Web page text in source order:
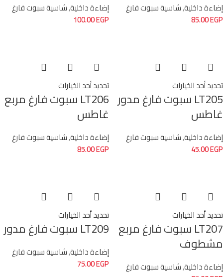
إضاءة داخلية,شاسية سبوت فارغ
85.00EGP
إضاءة داخلية,شاسية سبوت فارغ
100.00EGP
تحديد أحد الخيارات
LT205 سبوت فارغ مدور
غاطس
إضاءة داخلية,شاسية سبوت فارغ
45.00EGP
تحديد أحد الخيارات
LT206 سبوت فارغ مربع
غاطس
إضاءة داخلية,شاسية سبوت فارغ
85.00EGP
تحديد أحد الخيارات
LT207 سبوت فارغ مربع
مشطوف
إضاءة داخلية,شاسية سبوت فارغ
تحديد أحد الخيارات
LT209 سبوت فارغ مدور
إضاءة داخلية,شاسية سبوت فارغ
75.00EGP